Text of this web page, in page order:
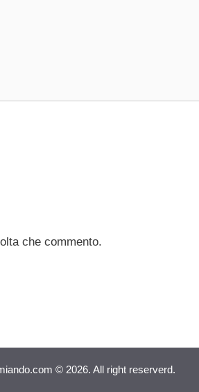
che commento.
© 2026. All right reserverd.